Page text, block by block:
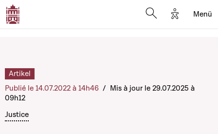
Options
Menü
Justice
Artikel
Publié le 14.07.2022 à 14h46 / Mis à jour le 29.07.2025 à
09h12